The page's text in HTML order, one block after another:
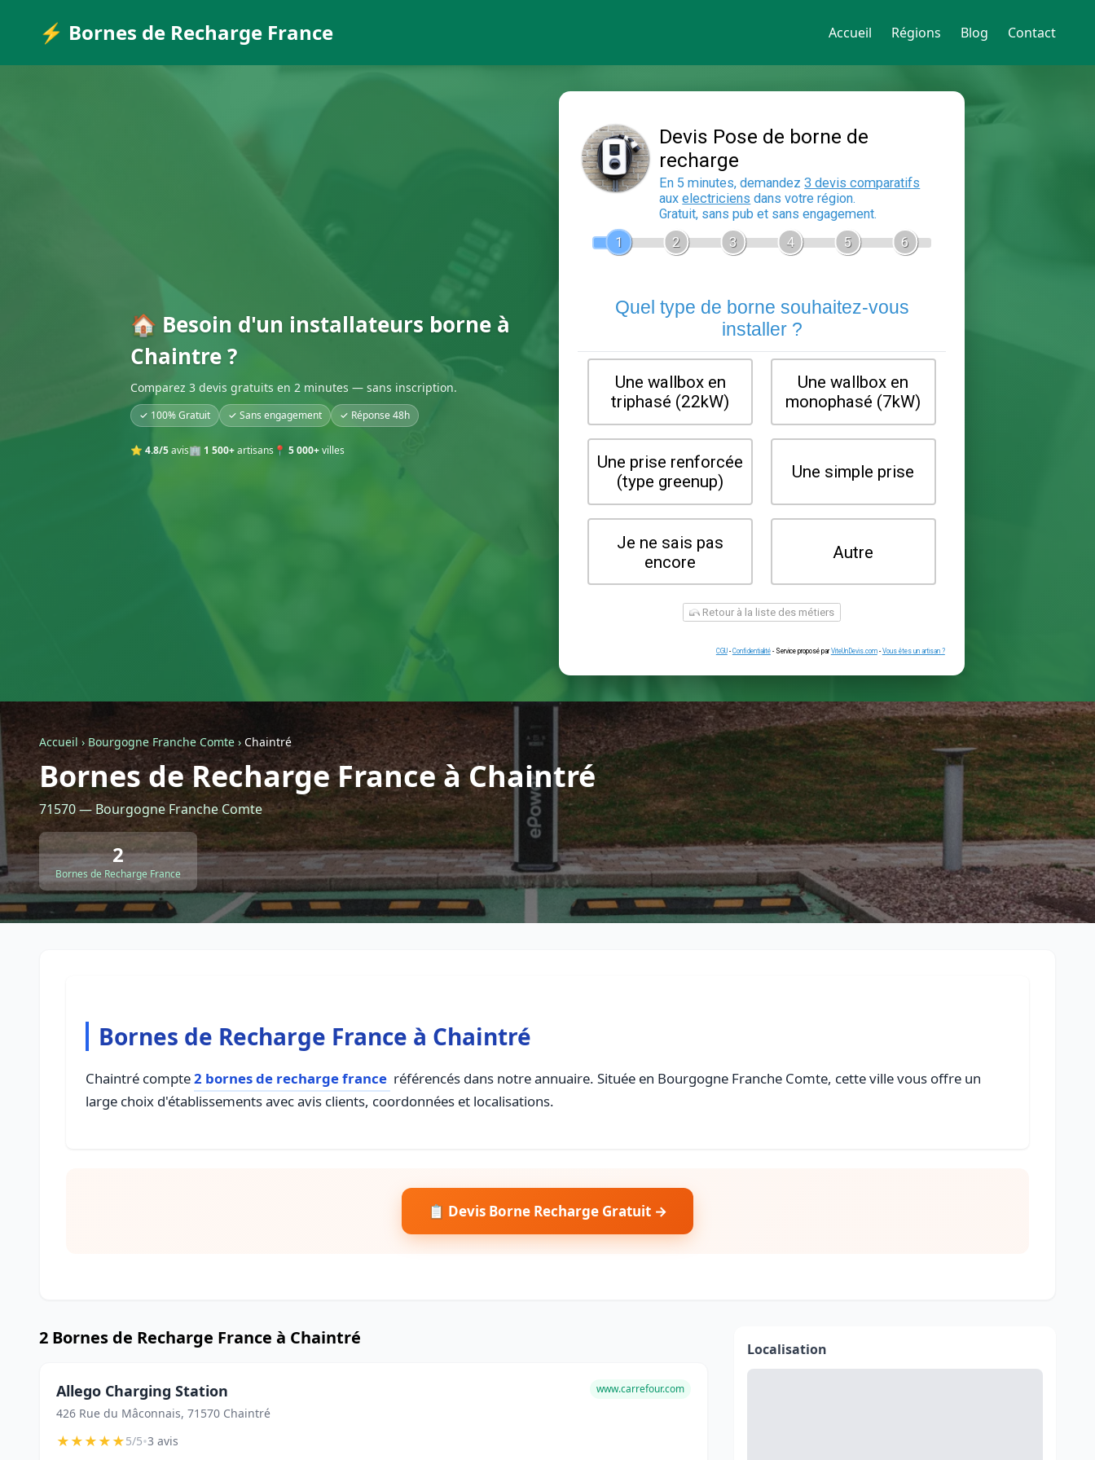
⚡ Bornes de Recharge France Accueil Régions Blog Contact
🏠 Besoin d'un installateurs borne à
Chaintre ?
Comparez 3 devis gratuits en 2 minutes — sans inscription.
✓ 100% Gratuit ✓ Sans engagement ✓ Réponse 48h
⭐ 4.8/5avis🏢 1 500+artisans 📍 5 000+villes
recharge
En 5 minutes, demandez
auxelectriciensdans votre région.
Gratuit, sans pub et sans engagement.
Quel type de borne souhaitez-
installer ?
Une wallbox en
Une prise renforcée
(type greenup)
Je ne sais pas
Retour à la liste des métiers
Confidentialité - Service proposé par ViteUnDevis.com-
Accueil › Bourgogne Franche Comte › Chaintré
Bornes de Recharge France à Chaintré
71570 — Bourgogne Franche Comte
2
Bornes de Recharge France
Bornes de Recharge France à Chaintré
Chaintré compte2 bornes de recharge france référencés dans notre annuaire. Située en Bourgogne Franche Comte, cette ville vous offre un
large choix d'établissements avec avis clients, coordonnées et localisations.
📋 Devis Borne Recharge Gratuit →
2 Bornes de Recharge France à Chaintré
Allego Charging Station
426 Rue du Mâconnais, 71570 Chaintré
www.carrefour.com
★★★★★5/5•3 avis
Localisation